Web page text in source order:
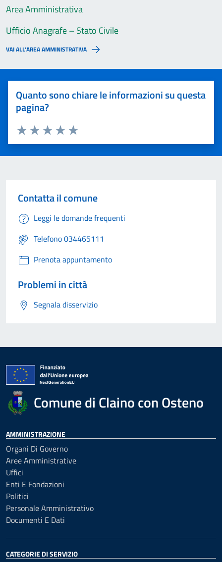
Area Amministrativa
Ufficio Anagrafe – Stato Civile
VAI ALL’AREA AMMINISTRATIVA
Quanto sono chiare le informazioni su questa
pagina?
Valuta 5 stelle su 5
Valuta 4 stelle su 5
Valuta 3 stelle su 5
Valuta 2 stelle su 5
Valuta 1 stelle su 5
Contatta il comune
Leggi le domande frequenti
Telefono 034465111
Prenota appuntamento
Problemi in città
Segnala disservizio
Comune di Claino con Osteno
AMMINISTRAZIONE
Organi Di Governo
Aree Amministrative
Uffici
Enti E Fondazioni
Politici
Personale Amministrativo
Documenti E Dati
CATEGORIE DI SERVIZIO